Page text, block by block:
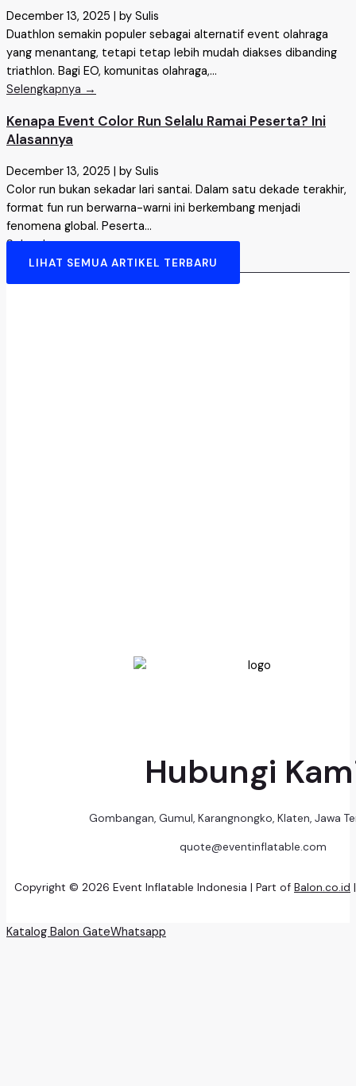
December 13, 2025
by Sulis
Duathlon semakin populer sebagai alternatif event olahraga
yang menantang, tetapi tetap lebih mudah diakses dibanding
triathlon. Bagi EO, komunitas olahraga,...
Selengkapnya →
Kenapa Event Color Run Selalu Ramai Peserta? Ini
Alasannya
December 13, 2025
by Sulis
Color run bukan sekadar lari santai. Dalam satu dekade terakhir,
format fun run berwarna-warni ini berkembang menjadi
fenomena global. Peserta...
Selengkapnya →
LIHAT SEMUA ARTIKEL TERBARU
Hubungi
Gombangan, Gumul, Karangnongko, Klaten, Jawa
quote@eventinflatable.com
Copyright © 2026 Event Inflatable Indonesia | Part of Balon.co.id
Katalog Balon GateWhatsapp